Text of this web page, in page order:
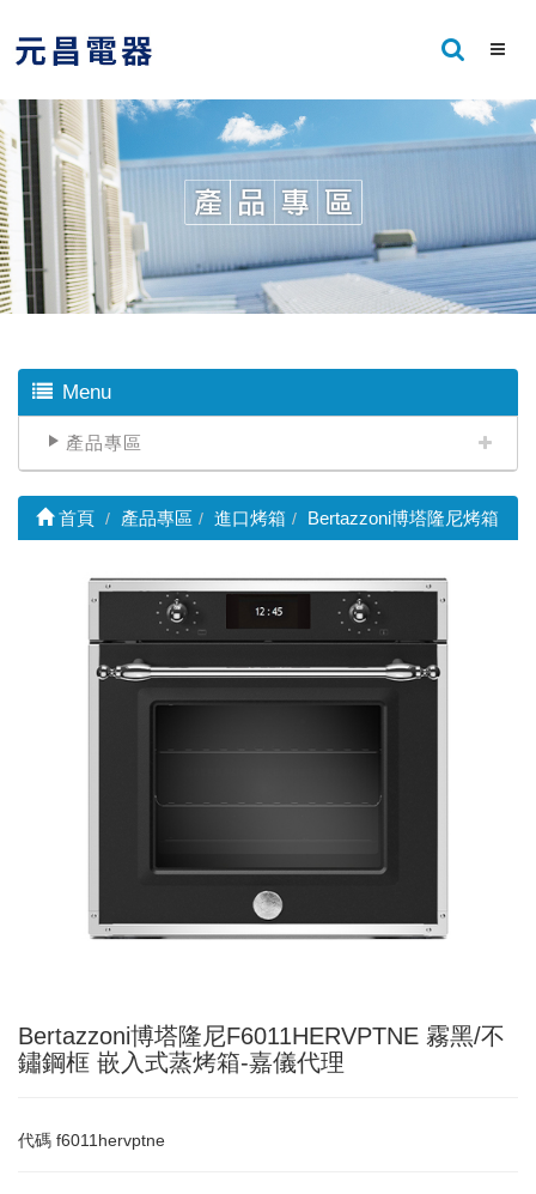
Menu
產品專區
首頁 產品專區 進口烤箱 Bertazzoni博塔隆尼烤箱
Bertazzoni博塔隆尼F6011HERVPTNE 霧黑/不
鏽鋼框 嵌入式蒸烤箱-嘉儀代理
代碼 f6011hervptne